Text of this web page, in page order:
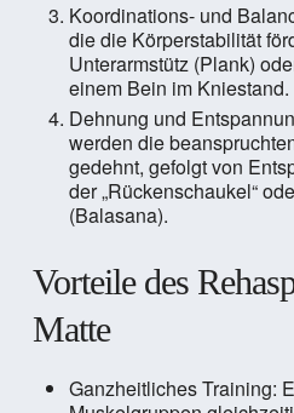
Koordinations- und
die die Körperstabilität
Unterarmstütz (Plank)
einem Bein im Kniestand.
Dehnung und
werden die
gedehnt, gefolgt von
der „Rückenschaukel“
(Balasana).
Vorteile des
Matte
Ganzheitliches Training: